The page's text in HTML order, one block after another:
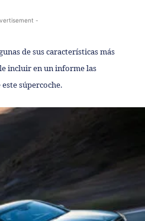
-
de sus características más
incluir en un informe las
súpercoche.